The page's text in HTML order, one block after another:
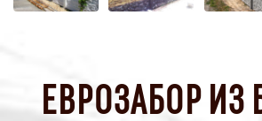
ЕВРОЗАБОР ИЗ